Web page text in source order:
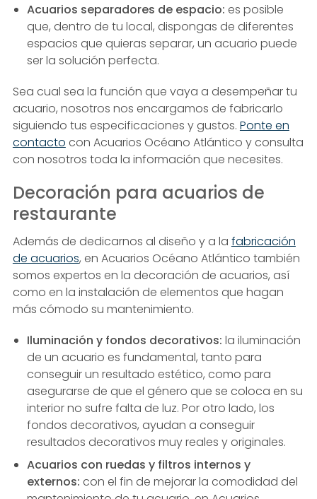
Acuarios separadores de espacio: es posible
que, dentro de tu local, dispongas de diferentes
espacios que quieras separar, un acuario puede
ser la solución perfecta.
Sea cual sea la función que vaya a desempeñar tu
acuario, nosotros nos encargamos de fabricarlo
siguiendo tus especificaciones y gustos. Ponte en
contacto con Acuarios Océano Atlántico y consulta
con nosotros toda la información que necesites.
Decoración para acuarios de
restaurante
Además de dedicarnos al diseño y a la fabricación
de acuarios, en Acuarios Océano Atlántico también
somos expertos en la decoración de acuarios, así
como en la instalación de elementos que hagan
más cómodo su mantenimiento.
Iluminación y fondos decorativos: la iluminación
de un acuario es fundamental, tanto para
conseguir un resultado estético, como para
asegurarse de que el género que se coloca en su
interior no sufre falta de luz. Por otro lado, los
fondos decorativos, ayudan a conseguir
resultados decorativos muy reales y originales.
Acuarios con ruedas y filtros internos y
externos: con el fin de mejorar la comodidad del